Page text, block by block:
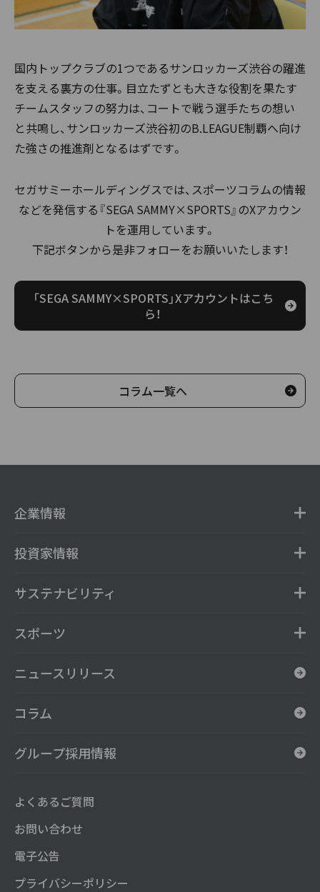
国内トップクラブの1つであるサンロッカーズ渋谷の躍進
を支える裏方の仕事。目立たずとも大きな役割を果たす
チームスタッフの努力は、コートで戦う選手たちの想い
と共鳴し、サンロッカーズ渋谷初のB.LEAGUE制覇へ向け
た強さの推進剤となるはずです。
セガサミーホールディングスでは、スポーツコラムの情報
などを発信する『SEGA SAMMY×SPORTS』のXアカウン
トを運用しています。
下記ボタンから是非フォローをお願いいたします！
「SEGA SAMMY×SPORTS」Xアカウントはこち
ら！
コラム一覧へ
企業情報
投資家情報
サステナビリティ
スポーツ
ニュースリリース
コラム
グループ採用情報
よくあるご質問
お問い合わせ
電子公告
プライバシーポリシー